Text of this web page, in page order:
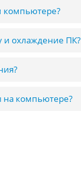
компьютере?
и охлаждение ПК?
на компьютере?